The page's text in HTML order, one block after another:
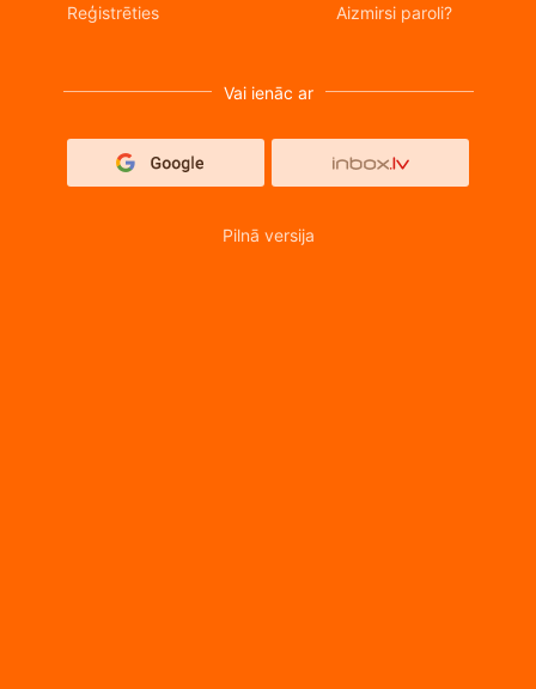
Reģistrēties Aizmirsi paroli?
Vai ienāc ar
Pilnā versija